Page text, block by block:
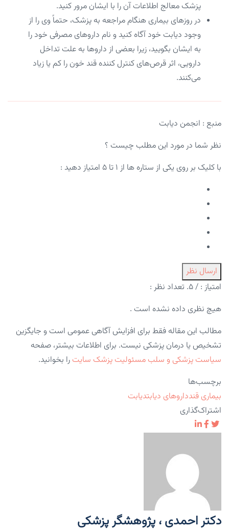
پزشک معالج اطلاعات آن را با ایشان مرور کنید.
در روزهای بیماری هنگام مراجعه به پزشک، حتماً وی را از
وجود دیابت خود آگاه کنید و نام داروهای مصرفی خود را
به ایشان بگویید، زیرا بعضی از داروها به علت تداخل
دارویی، اثر قرص‌های کنترل کننده قند خون را کم یا زیاد
می‌کنند.
منبع : انجمن دیابت
نظر شما در مورد این مطلب چیست ؟
با کلیک بر روی یکی از ستاره ها از ۱ تا ۵ امتیاز دهید :
ارسال نظر
امتیاز : / ۵. تعداد نظر :
هیچ نظری داده نشده است .
مطالب این مقاله فقط برای افزایش آگاهی عمومی است و جایگزین
تشخیص یا درمان پزشکی نیست. برای اطلاعات بیشتر، صفحه
سیاست پزشکی و سلب مسئولیت پزشک سایت را بخوانید.
برچسب‌ها
بیماری قندداروهای دیابتدیابت
اشتراک‌گذاری
دکتر احمدی ، پژوهشگر پزشکی